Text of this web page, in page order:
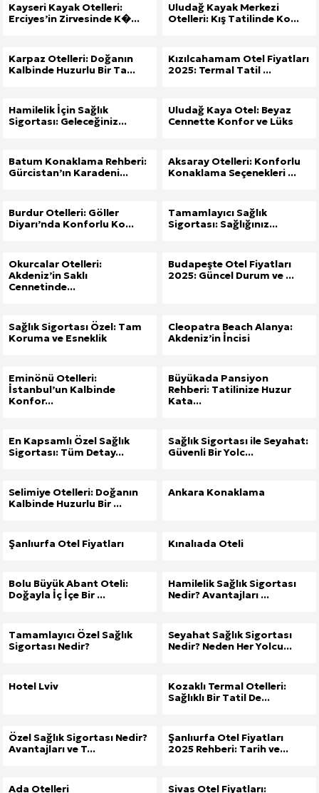
Kayseri Kayak Otelleri:
Erciyes’in Zirvesinde K�...
Uludağ Kayak Merkezi
Otelleri: Kış Tatilinde Ko...
Karpaz Otelleri: Doğanın
Kalbinde Huzurlu Bir Ta...
Kızılcahamam Otel Fiyatları
2025: Termal Tatil ...
Hamilelik İçin Sağlık
Sigortası: Geleceğiniz...
Uludağ Kaya Otel: Beyaz
Cennette Konfor ve Lüks
Batum Konaklama Rehberi:
Gürcistan’ın Karadeni...
Aksaray Otelleri: Konforlu
Konaklama Seçenekleri ...
Burdur Otelleri: Göller
Diyarı’nda Konforlu Ko...
Tamamlayıcı Sağlık
Sigortası: Sağlığınız...
Okurcalar Otelleri:
Akdeniz’in Saklı
Cennetinde...
Budapeşte Otel Fiyatları
2025: Güncel Durum ve ...
Sağlık Sigortası Özel: Tam
Koruma ve Esneklik
Cleopatra Beach Alanya:
Akdeniz’in İncisi
Eminönü Otelleri:
İstanbul’un Kalbinde
Konfor...
Büyükada Pansiyon
Rehberi: Tatilinize Huzur
Kata...
En Kapsamlı Özel Sağlık
Sigortası: Tüm Detay...
Sağlık Sigortası ile Seyahat:
Güvenli Bir Yolc...
Selimiye Otelleri: Doğanın
Kalbinde Huzurlu Bir ...
Ankara Konaklama
Şanlıurfa Otel Fiyatları Kınalıada Oteli
Bolu Büyük Abant Oteli:
Doğayla İç İçe Bir ...
Hamilelik Sağlık Sigortası
Nedir? Avantajları ...
Tamamlayıcı Özel Sağlık
Sigortası Nedir?
Seyahat Sağlık Sigortası
Nedir? Neden Her Yolcu...
Hotel Lviv
Kozaklı Termal Otelleri:
Sağlıklı Bir Tatil De...
Özel Sağlık Sigortası Nedir?
Avantajları ve T...
Şanlıurfa Otel Fiyatları
2025 Rehberi: Tarih ve...
Ada Otelleri Sivas Otel Fiyatları: